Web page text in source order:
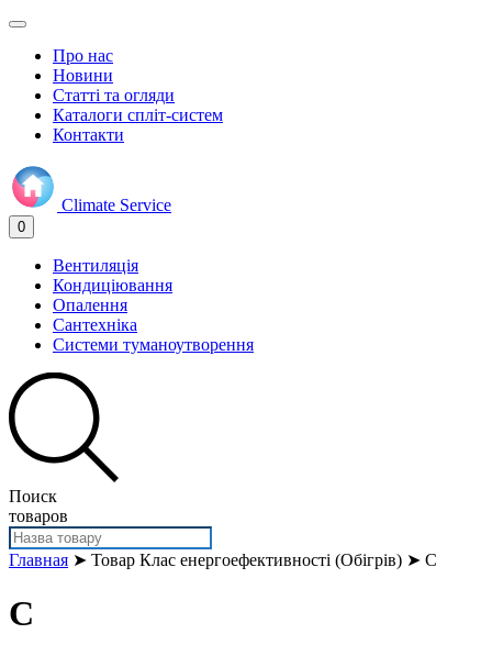
Про нас
Новини
Статті та огляди
Каталоги спліт-систем
Контакти
Climate Service
0
Вентиляція
Кондиціювання
Опалення
Сантехніка
Системи туманоутворення
Поиск
товаров
Главная ➤ Товар Клас енергоефективності (Обігрів) ➤ C
C